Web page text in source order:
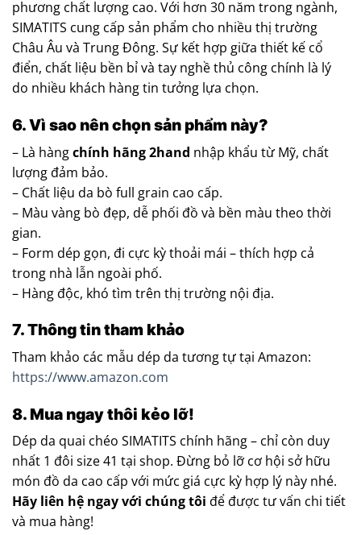
phương chất lượng cao. Với hơn 30 năm trong ngành,
SIMATITS cung cấp sản phẩm cho nhiều thị trường
Châu Âu và Trung Đông. Sự kết hợp giữa thiết kế cổ
điển, chất liệu bền bỉ và tay nghề thủ công chính là lý
do nhiều khách hàng tin tưởng lựa chọn.
6. Vì sao nên chọn sản phẩm này?
– Là hàngchính hãng 2hand nhập khẩu từ Mỹ, chất
lượng đảm bảo.
– Chất liệu da bò full grain cao cấp.
– Màu vàng bò đẹp, dễ phối đồ và bền màu theo thời
gian.
– Form dép gọn, đi cực kỳ thoải mái – thích hợp cả
trong nhà lẫn ngoài phố.
– Hàng độc, khó tìm trên thị trường nội địa.
7. Thông tin tham khảo
Tham khảo các mẫu dép da tương tự tại Amazon:
https://www.amazon.com
8. Mua ngay thôi kẻo lỡ!
Dép da quai chéo SIMATITS chính hãng – chỉ còn duy
nhất 1 đôi size 41 tại shop. Đừng bỏ lỡ cơ hội sở hữu
món đồ da cao cấp với mức giá cực kỳ hợp lý này nhé.
Hãy liên hệ ngay với chúng tôi để được tư vấn chi tiết
và mua hàng!